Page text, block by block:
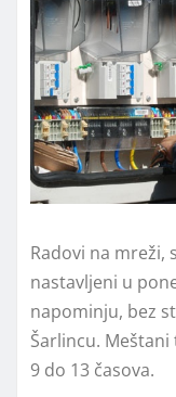
Radovi na mreži,
nastavljeni u
napominju, bez
Šarlincu.
9 do 13 časova.